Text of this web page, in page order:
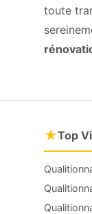
toute
★Top